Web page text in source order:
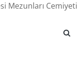
Mezunları Cemiyeti